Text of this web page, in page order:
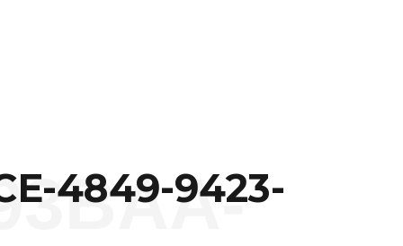
4849-9423-